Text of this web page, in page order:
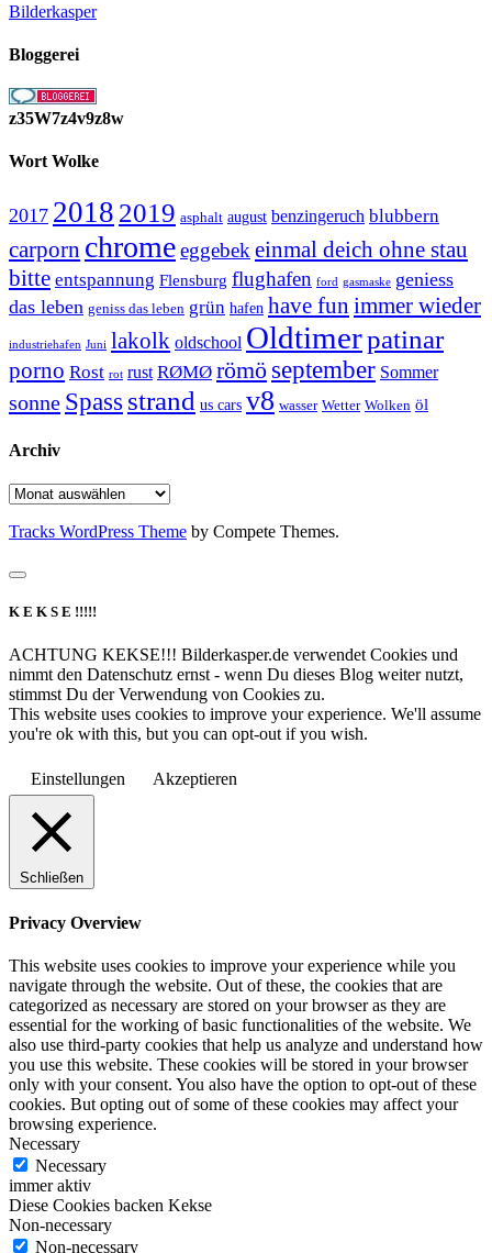
Bilderkasper
Bloggerei
z35W7z4v9z8w
Wort Wolke
2017 2018 2019 asphalt august benzingeruch blubbern
carporn chromeeggebek einmal deich ohne stau
bitte entspannung Flensburg flughafen ford gasmaske geniess
das leben geniss das leben grün hafen have fun immer wieder
industriehafen Juni lakolk oldschool Oldtimerpatinar
porno Rost rot rust RØMØ römö september Sommer
sonne Spass strand us cars v8 wasser Wetter Wolken öl
Archiv
Archiv
Tracks WordPress Theme by Compete Themes.
K E K S E !!!!!
ACHTUNG KEKSE!!! Bilderkasper.de verwendet Cookies und
nimmt den Datenschutz ernst - wenn Du dieses Blog weiter nutzt,
stimmst Du der Verwendung von Cookies zu.
This website uses cookies to improve your experience. We'll assume
you're ok with this, but you can opt-out if you wish.
Einstellungen Akzeptieren
Schließen
Privacy Overview
This website uses cookies to improve your experience while you
navigate through the website. Out of these, the cookies that are
categorized as necessary are stored on your browser as they are
essential for the working of basic functionalities of the website. We
also use third-party cookies that help us analyze and understand how
you use this website. These cookies will be stored in your browser
only with your consent. You also have the option to opt-out of these
cookies. But opting out of some of these cookies may affect your
browsing experience.
Necessary
Necessary
immer aktiv
Diese Cookies backen Kekse
Non-necessary
Non-necessary